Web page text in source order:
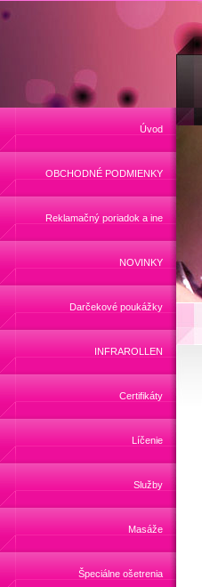
Úvod
OBCHODNÉ PODMIENKY
Reklamačný poriadok a ine
NOVINKY
Darčekové poukážky
INFRAROLLEN
Certifikáty
Líčenie
Služby
Masáže
Špeciálne ošetrenia